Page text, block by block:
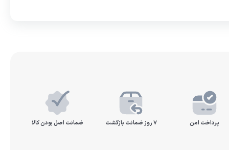
پرداخت امن ۷ روز ضمانت بازگشت ضمانت اصل بودن کالا